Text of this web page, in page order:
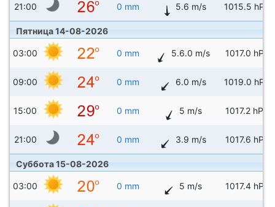
21:00 0 mm 5.6 m/s 1015.5 hPa
Пятница 14-08-2026
03:00 0 mm 5.6.0 m/s 1017.0 hPa
09:00 0 mm 6.0 m/s 1019.0 hPa
15:00 0 mm 5 m/s 1017.2 hPa
21:00 0 mm 3.9 m/s 1017.6 hPa
Суббота 15-08-2026
03:00 0 mm 5 m/s 1017.4 hPa